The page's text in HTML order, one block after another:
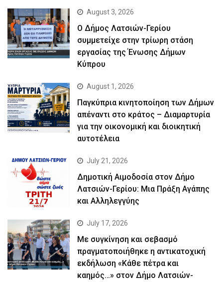
August 3, 2026
Ο Δήμος Λατσιών-Γερίου
συμμετείχε στην τρίωρη στάση
εργασίας της Ένωσης Δήμων
Κύπρου
August 1, 2026
Παγκύπρια κινητοποίηση των Δήμων
απέναντι στο κράτος – Διαμαρτυρία
για την οικονομική και διοικητική
αυτοτέλεια
July 21, 2026
Δημοτική Αιμοδοσία στον Δήμο
Λατσιών-Γερίου: Μια Πράξη Αγάπης
και Αλληλεγγύης
July 17, 2026
Με συγκίνηση και σεβασμό
πραγματοποιήθηκε η αντικατοχική
εκδήλωση «Κάθε πέτρα και
καημός…» στον Δήμο Λατσιών-